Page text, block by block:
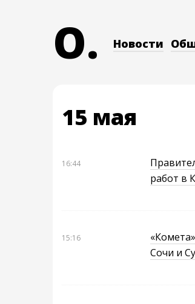
O. Новости
15 мая
16:44
работ в
15:16
Сочи и